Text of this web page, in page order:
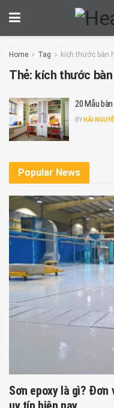
Home Tag kích thước bàn
Thẻ: kích thước
20 Mẫu
BY HẢI
Popular News
Sơn epoxy là gì? Đơn